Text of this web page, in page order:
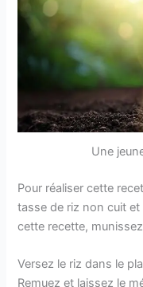
Une
Pour réaliser cette
tasse de riz non cuit et
cette recette,
Versez le riz dans le
Remuez et laissez le